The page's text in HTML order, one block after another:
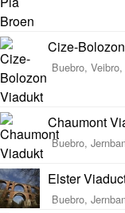
Cize-
Buebro,
Chaumont
Buebro,
Elster
Buebro,